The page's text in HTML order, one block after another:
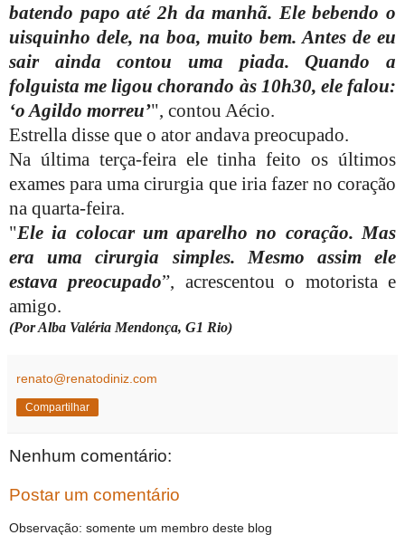
batendo papo até 2h da manhã. Ele bebendo o
uisquinho dele, na boa, muito bem. Antes de eu
sair ainda contou uma piada. Quando a
folguista me ligou chorando às 10h30, ele falou:
‘o Agildo morreu’", contou Aécio.
Estrella disse que o ator andava preocupado.
Na última terça-feira ele tinha feito os últimos
exames para uma cirurgia que iria fazer no coração
na quarta-feira.
"Ele ia colocar um aparelho no coração. Mas
era uma cirurgia simples. Mesmo assim ele
estava preocupado”, acrescentou o motorista e
amigo.
(Por Alba Valéria Mendonça, G1 Rio)
renato@renatodiniz.com
Compartilhar
Nenhum comentário:
Postar um comentário
Observação: somente um membro deste blog